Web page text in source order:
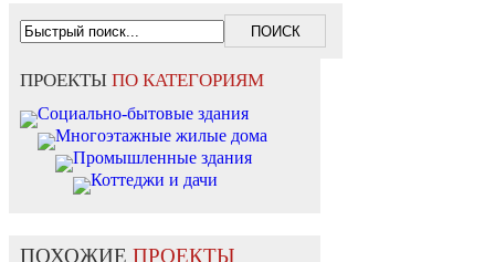
ПРОЕКТЫ ПО КАТЕГОРИЯМ
Социально-бытовые здания
Многоэтажные жилые дома
Промышленные здания
Коттеджи и дачи
ПОХОЖИЕ ПРОЕКТЫ